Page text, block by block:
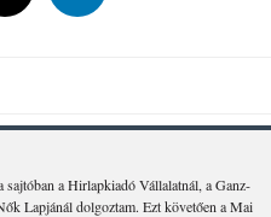
a Hirlapkiadó Vállalatnál, a Ganz-
Lapjánál dolgoztam. Ezt követően a Mai